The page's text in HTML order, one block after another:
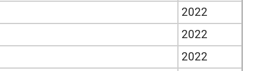
2022
2022
2022